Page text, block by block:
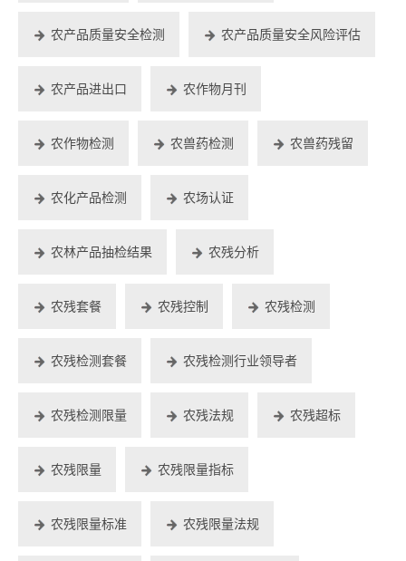
农产品质量安全检测 农产品质量安全风险评估
农产品进出口 农作物月刊
农作物检测 农兽药检测 农兽药残留
农化产品检测 农场认证
农林产品抽检结果 农残分析
农残套餐 农残控制 农残检测
农残检测套餐 农残检测行业领导者
农残检测限量 农残法规 农残超标
农残限量 农残限量指标
农残限量标准 农残限量法规